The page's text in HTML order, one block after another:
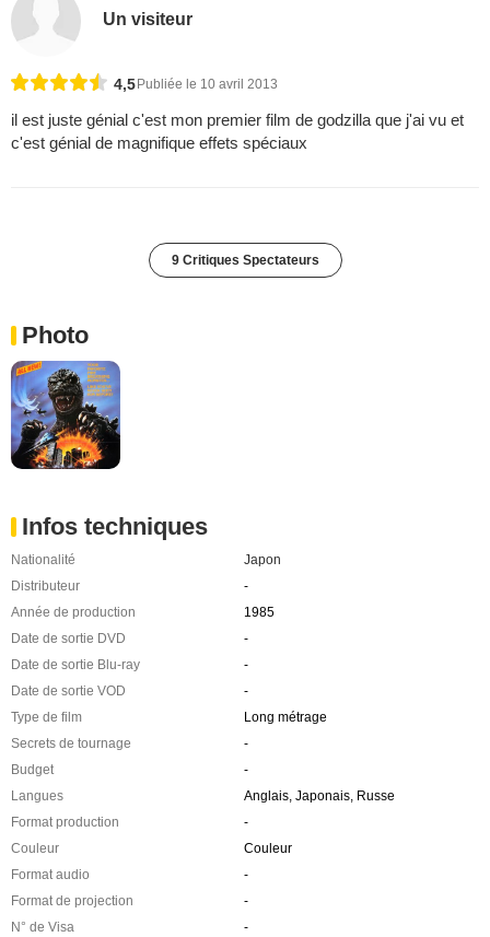
Un visiteur
4,5Publiée le 10 avril 2013
il est juste génial c'est mon premier film de godzilla que j'ai vu et
c'est génial de magnifique effets spéciaux
9 Critiques Spectateurs
Photo
Infos techniques
Nationalité
Japon
Distributeur
-
Année de production
1985
Date de sortie DVD
-
Date de sortie Blu-ray
-
Date de sortie VOD
-
Type de film
Long métrage
Secrets de tournage
-
Budget
-
Langues
Anglais, Japonais, Russe
Format production
-
Couleur
Couleur
Format audio
-
Format de projection
-
N° de Visa
-